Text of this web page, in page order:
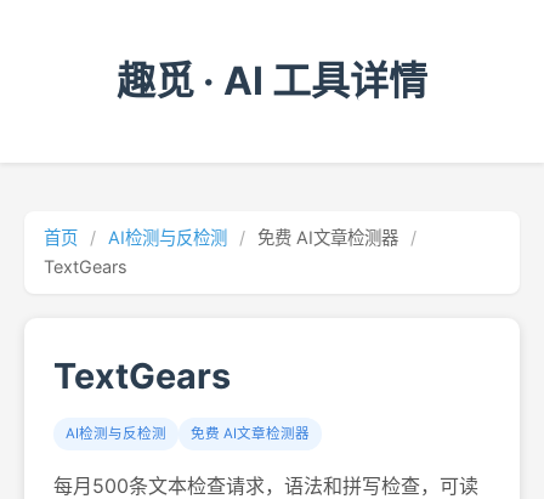
趣觅 · AI 工具详情
首页 / AI检测与反检测 / 免费 AI文章检测器
/
TextGears
TextGears
AI检测与反检测 免费 AI文章检测器
每月500条文本检查请求，语法和拼写检查，可读